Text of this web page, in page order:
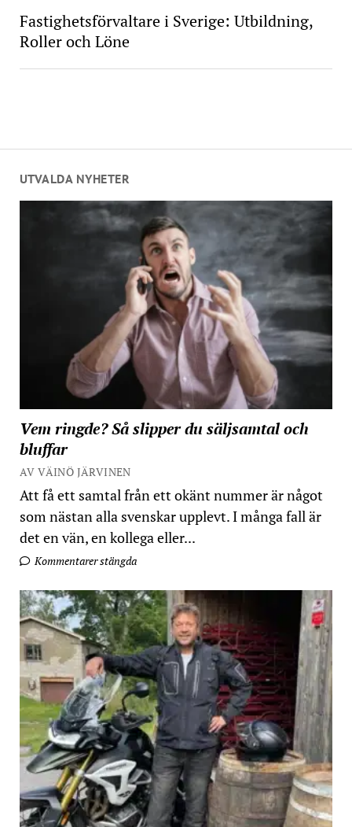
UTVALDA NYHETER
Vem ringde? Så slipper du säljsamtal och
bluffar
AV VÄINÖ JÄRVINEN
Att få ett samtal från ett okänt nummer är något
som nästan alla svenskar upplevt. I många fall är
det en vän, en kollega eller...
Kommentarer stängda
Fastighetsförvaltare i Sverige: Utbildning,
Roller och Löne